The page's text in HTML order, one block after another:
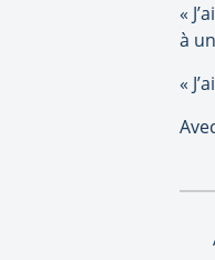
«
à
«